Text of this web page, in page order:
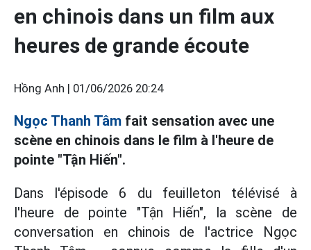
en chinois dans un film aux
heures de grande écoute
Hồng Anh | 01/06/2026 20:24
Ngọc Thanh Tâm fait sensation avec une
scène en chinois dans le film à l'heure de
pointe "Tận Hiến".
Dans l'épisode 6 du feuilleton télévisé à
l'heure de pointe "Tận Hiến", la scène de
conversation en chinois de l'actrice Ngọc